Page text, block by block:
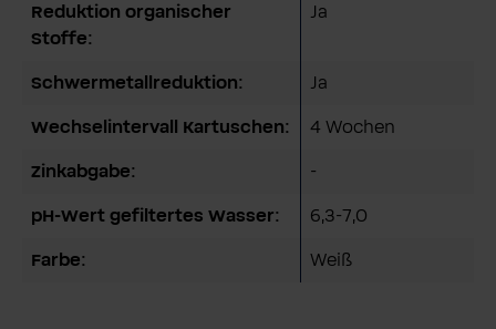
Reduktion organischer
Stoffe:
Ja
Schwermetallreduktion: Ja
Wechselintervall Kartuschen: 4 Wochen
Zinkabgabe: -
pH-Wert gefiltertes Wasser: 6,3-7,0
Farbe: Weiß